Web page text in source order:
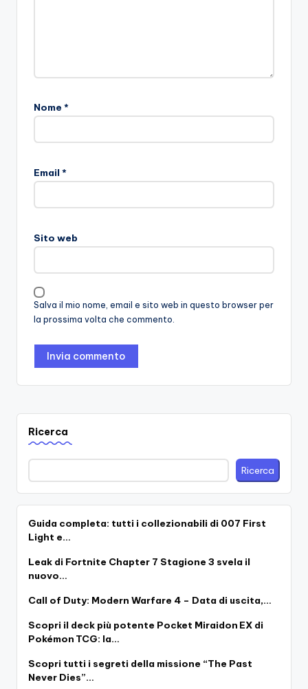
Nome *
Email *
Sito web
Salva il mio nome, email e sito web in questo browser per
la prossima volta che commento.
Ricerca
Ricerca
Guida completa: tutti i collezionabili di 007 First
Light e…
Leak di Fortnite Chapter 7 Stagione 3 svela il
nuovo…
Call of Duty: Modern Warfare 4 – Data di uscita,…
Scopri il deck più potente Pocket Miraidon EX di
Pokémon TCG: la…
Scopri tutti i segreti della missione “The Past
Never Dies”…